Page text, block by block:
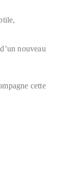
nouveau
cette